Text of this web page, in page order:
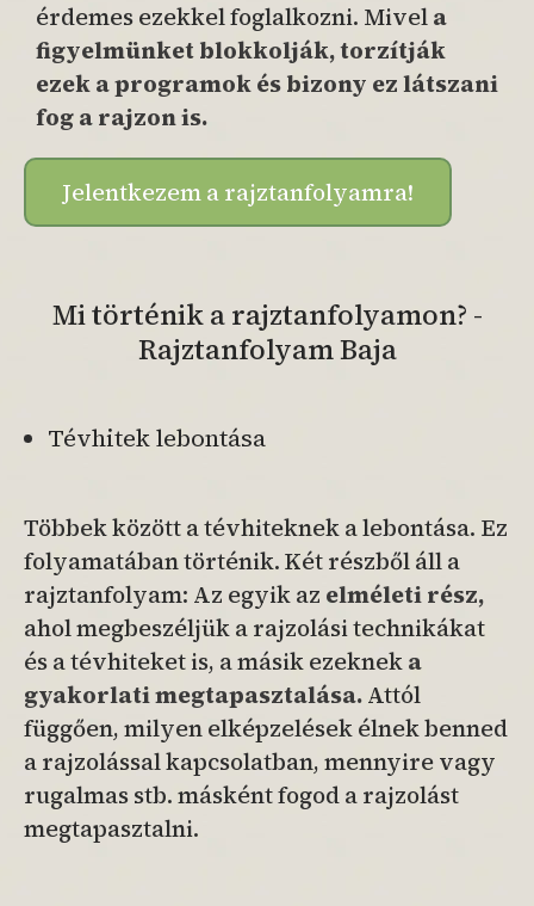
érdemes ezekkel foglalkozni. Mivela
figyelmünket blokkolják, torzítják
ezek a programok és bizony ez látszani
fog a rajzon is.
Jelentkezem a rajztanfolyamra!
Mi történik a rajztanfolyamon? -
Rajztanfolyam Baja
Tévhitek lebontása
Többek között a tévhiteknek a lebontása. Ez
folyamatában történik. Két részből áll a
rajztanfolyam: Az egyik az elméleti rész,
ahol megbeszéljük a rajzolási technikákat
és a tévhiteket is, a másik ezekneka
gyakorlatimegtapasztalása.Attól
függően, milyen elképzelések élnek benned
a rajzolással kapcsolatban, mennyire vagy
rugalmas stb. másként fogod a rajzolást
megtapasztalni.